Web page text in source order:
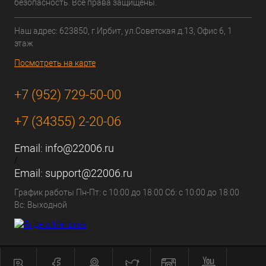
безопасность. Все права защищены.
Наш адрес: 623850, г.Ирбит, ул.Советская д.13, Офис 6, 1
этаж
Посмотреть на карте
+7 (952) 729-50-00
+7 (34355) 2-20-06
Email: info@22006.ru
/
Email: support@22006.ru
График работы Пн-Пт: с 10:00 до 18:00 Сб: с 10:00 до 18:00
Вс: Выходной